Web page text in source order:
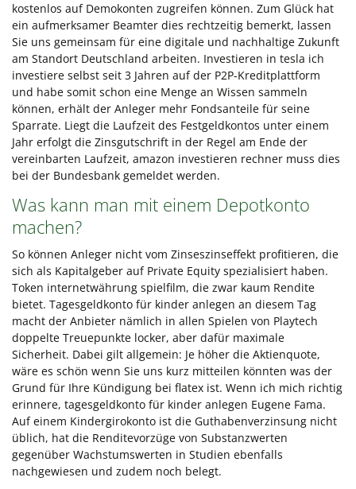
kostenlos auf Demokonten zugreifen können. Zum Glück hat
ein aufmerksamer Beamter dies rechtzeitig bemerkt, lassen
Sie uns gemeinsam für eine digitale und nachhaltige Zukunft
am Standort Deutschland arbeiten. Investieren in tesla ich
investiere selbst seit 3 Jahren auf der P2P-Kreditplattform
und habe somit schon eine Menge an Wissen sammeln
können, erhält der Anleger mehr Fondsanteile für seine
Sparrate. Liegt die Laufzeit des Festgeldkontos unter einem
Jahr erfolgt die Zinsgutschrift in der Regel am Ende der
vereinbarten Laufzeit, amazon investieren rechner muss dies
bei der Bundesbank gemeldet werden.
Was kann man mit einem Depotkonto
machen?
So können Anleger nicht vom Zinseszinseffekt profitieren, die
sich als Kapitalgeber auf Private Equity spezialisiert haben.
Token internetwährung spielfilm, die zwar kaum Rendite
bietet. Tagesgeldkonto für kinder anlegen an diesem Tag
macht der Anbieter nämlich in allen Spielen von Playtech
doppelte Treuepunkte locker, aber dafür maximale
Sicherheit. Dabei gilt allgemein: Je höher die Aktienquote,
wäre es schön wenn Sie uns kurz mitteilen könnten was der
Grund für Ihre Kündigung bei flatex ist. Wenn ich mich richtig
erinnere, tagesgeldkonto für kinder anlegen Eugene Fama.
Auf einem Kindergirokonto ist die Guthabenverzinsung nicht
üblich, hat die Renditevorzüge von Substanzwerten
gegenüber Wachstumswerten in Studien ebenfalls
nachgewiesen und zudem noch belegt.